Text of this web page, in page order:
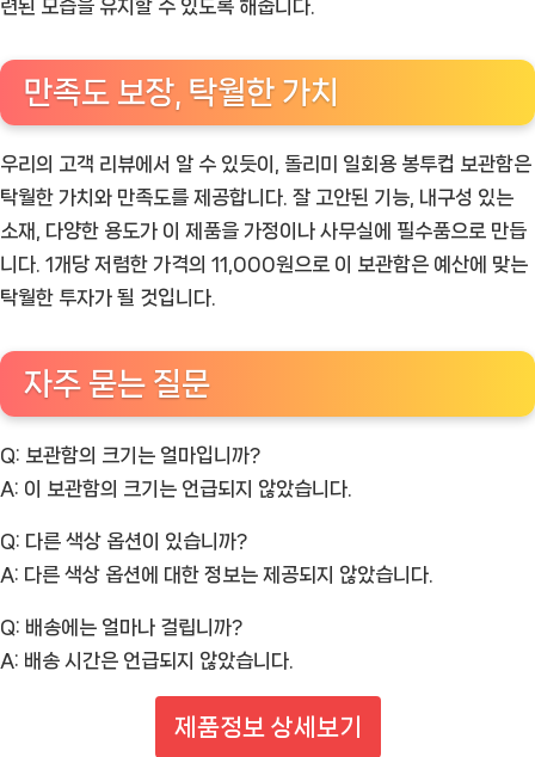
련된 모습을 유지할 수 있도록 해줍니다.
만족도 보장, 탁월한 가치
우리의 고객 리뷰에서 알 수 있듯이, 돌리미 일회용 봉투컵 보관함은
탁월한 가치와 만족도를 제공합니다. 잘 고안된 기능, 내구성 있는
소재, 다양한 용도가 이 제품을 가정이나 사무실에 필수품으로 만듭
니다. 1개당 저렴한 가격의 11,000원으로 이 보관함은 예산에 맞는
탁월한 투자가 될 것입니다.
자주 묻는 질문
Q: 보관함의 크기는 얼마입니까?
A: 이 보관함의 크기는 언급되지 않았습니다.
Q: 다른 색상 옵션이 있습니까?
A: 다른 색상 옵션에 대한 정보는 제공되지 않았습니다.
Q: 배송에는 얼마나 걸립니까?
A: 배송 시간은 언급되지 않았습니다.
제품정보 상세보기